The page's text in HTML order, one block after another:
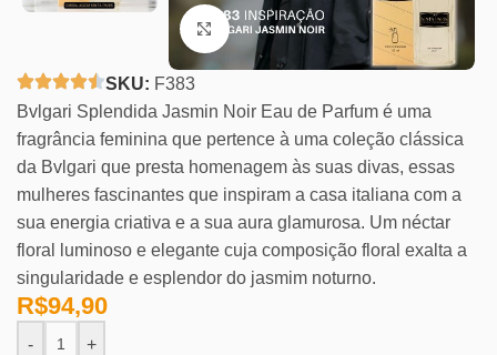
Clique para ampliar
SKU: F383
Bvlgari Splendida Jasmin Noir Eau de Parfum é uma
fragrância feminina que pertence à uma coleção clássica
da Bvlgari que presta homenagem às suas divas, essas
mulheres fascinantes que inspiram a casa italiana com a
sua energia criativa e a sua aura glamurosa. Um néctar
floral luminoso e elegante cuja composição floral exalta a
singularidade e esplendor do jasmim noturno.
R$94,90
- +